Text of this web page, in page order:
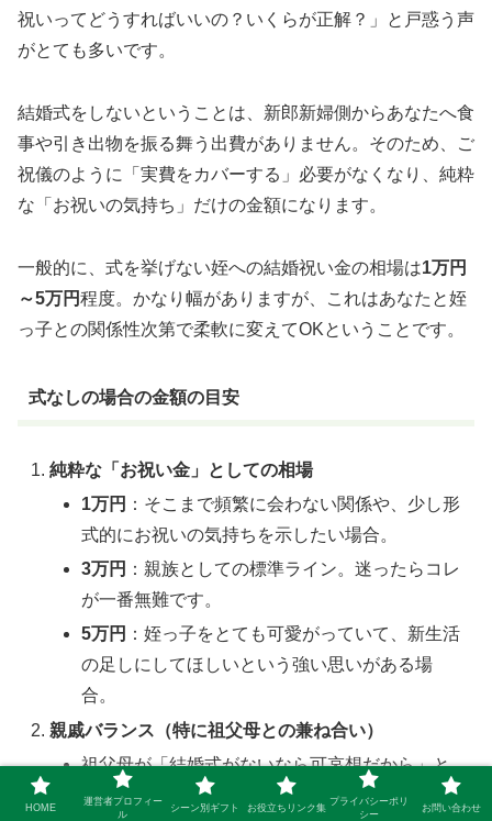
祝いってどうすればいいの？いくらが正解？」と戸惑う声
がとても多いです。
結婚式をしないということは、新郎新婦側からあなたへ食
事や引き出物を振る舞う出費がありません。そのため、ご
祝儀のように「実費をカバーする」必要がなくなり、純粋
な「お祝いの気持ち」だけの金額になります。
一般的に、式を挙げない姪への結婚祝い金の相場は1万円
～5万円程度。かなり幅がありますが、これはあなたと姪
っ子との関係性次第で柔軟に変えてOKということです。
式なしの場合の金額の目安
純粋な「お祝い金」としての相場
1万円 ：そこまで頻繁に会わない関係や、少し形
式的にお祝いの気持ちを示したい場合。
3万円 ：親族としての標準ライン。迷ったらコレ
が一番無難です。
5万円 ：姪っ子をとても可愛がっていて、新生活
の足しにしてほしいという強い思いがある場
合。
親戚バランス（特に祖父母との兼ね合い）
祖父母が「結婚式がないなら可哀想だから」と
ドカンと高額なお祝い（10万円など）を贈るケ
HOME
運営者プロフィー
ル
シーン別ギフト お役立ちリンク集
プライバシーポリ
シー
お問い合わせ